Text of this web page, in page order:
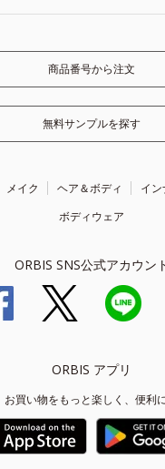
商品番号から注文
無料サンプルを探す
メイク ヘア＆ボディ
イン
ボディウェア
ORBIS SNS公式アカウン
ORBIS アプリ
お買い物をもっと楽しく、便利